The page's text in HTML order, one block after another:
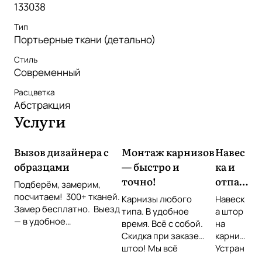
133038
Тип
Портьерные ткани (детально)
Стиль
Современный
Расцветка
Абстракция
Услуги
Вызов дизайнера с
образцами
Подберём, замерим,
посчитаем! 300+ тканей.
Замер бесплатно. Выезд
— в удобное
Монтаж карнизов
— быстро и
точно!
Карнизы любого
типа. В удобное
время. Всё с собой.
Скидка при заказе
штор! Мы всё
Навес
ка и
отпар
ивани
е
штор
Навеск
а штор
на
карниз
Устран